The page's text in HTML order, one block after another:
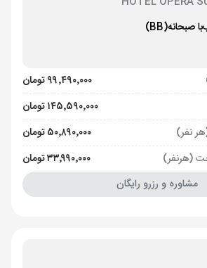
با صبحانه(BB)
۹۹٬۴۹۰٬۰۰۰ تومان
۱۴۵٬۵۹۰٬۰۰۰ تومان
نفر)
۵۰٬۸۹۰٬۰۰۰ تومان
(هرنفر)
۳۳٬۹۹۰٬۰۰۰ تومان
مشاوره و رزرو رایگان